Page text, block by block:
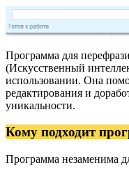
Программа для
(Искусственный
использовании. Она
редактирования и
уникальности.
Кому подходит
Программа незаменима